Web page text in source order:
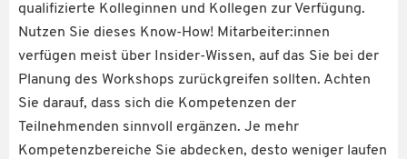
qualifizierte Kolleginnen und Kollegen zur Verfügung.
Nutzen Sie dieses Know-How! Mitarbeiter:innen
verfügen meist über Insider-Wissen, auf das Sie bei der
Planung des Workshops zurückgreifen sollten. Achten
Sie darauf, dass sich die Kompetenzen der
Teilnehmenden sinnvoll ergänzen. Je mehr
Kompetenzbereiche Sie abdecken, desto weniger laufen